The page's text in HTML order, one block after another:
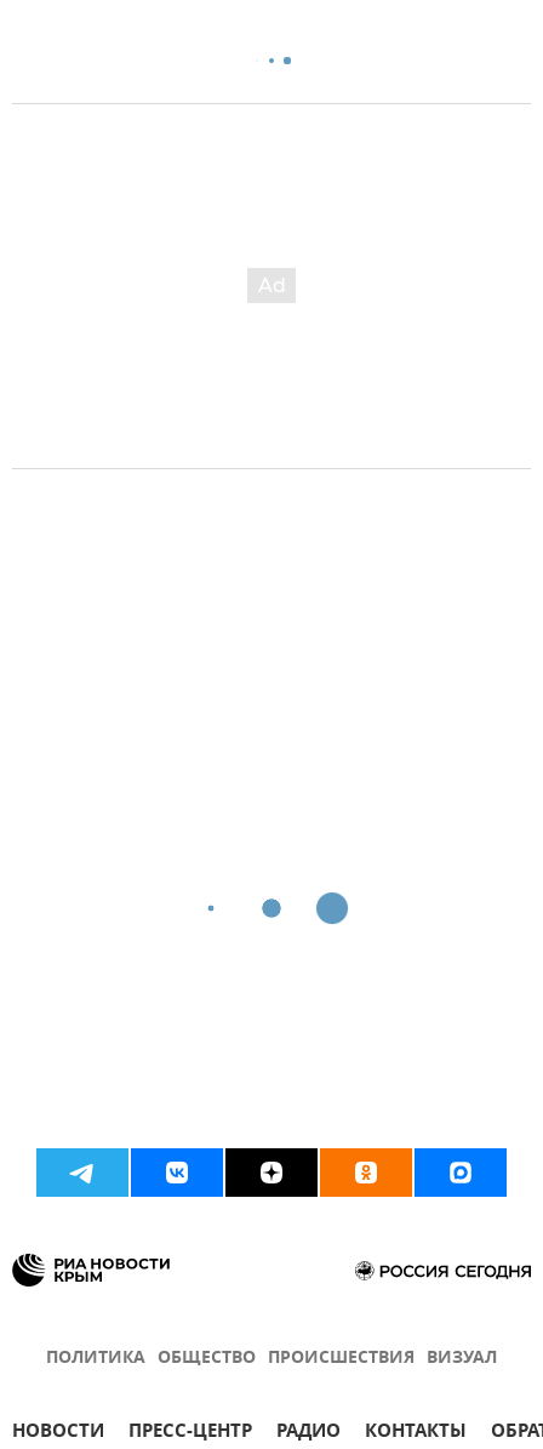
ПОЛИТИКА ОБЩЕСТВО ПРОИСШЕСТВИЯ ВИЗУАЛ
НОВОСТИ ПРЕСС-ЦЕНТР РАДИО КОНТАКТЫ